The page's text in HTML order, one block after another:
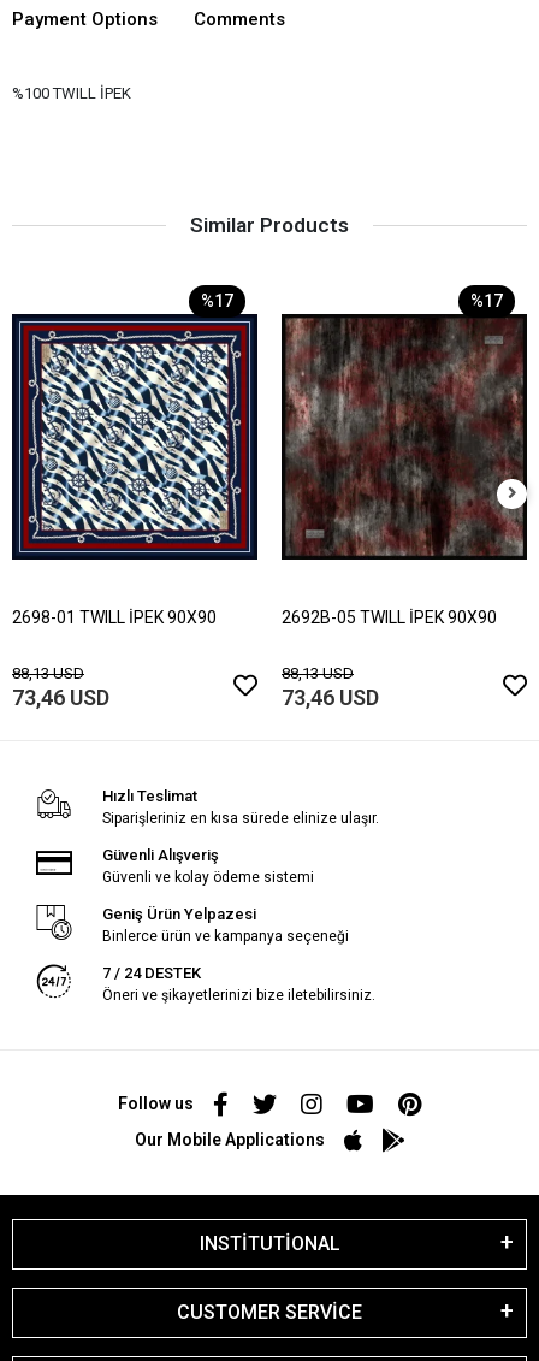
Payment Options Comments
%100 TWILL İPEK
Similar Products
%17
2698-01 TWILL İPEK 90X90
88,13 USD
73,46 USD
%17
2692B-05 TWILL İPEK 90X90
88,13 USD
73,46 USD
Hızlı Teslimat
Siparişleriniz en kısa sürede elinize ulaşır.
Güvenli Alışveriş
Güvenli ve kolay ödeme sistemi
Geniş Ürün Yelpazesi
Binlerce ürün ve kampanya seçeneği
7 / 24 DESTEK
Öneri ve şikayetlerinizi bize iletebilirsiniz.
Follow us
Our Mobile Applications
INSTİTUTİONAL
CUSTOMER SERVİCE